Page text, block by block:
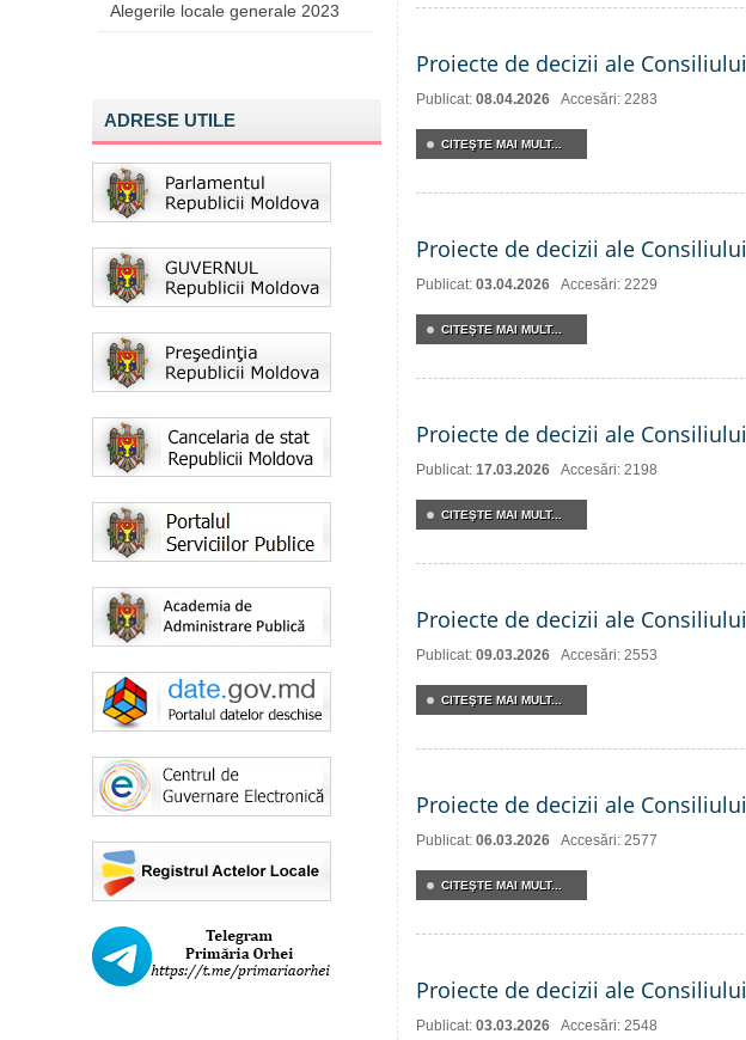
Alegerile locale generale 2023
ADRESE UTILE
Proiecte de decizii ale
Publicat: 08.04.2026 Accesări: 2283
CITEŞTE MAI MULT...
Proiecte de decizii ale
Publicat: 03.04.2026 Accesări: 2229
CITEŞTE MAI MULT...
Proiecte de decizii ale
Publicat: 17.03.2026 Accesări: 2198
CITEŞTE MAI MULT...
Proiecte de decizii ale
Publicat: 09.03.2026 Accesări: 2553
CITEŞTE MAI MULT...
Proiecte de decizii ale
Publicat: 06.03.2026 Accesări: 2577
CITEŞTE MAI MULT...
Proiecte de decizii ale
Publicat: 03.03.2026 Accesări: 2548